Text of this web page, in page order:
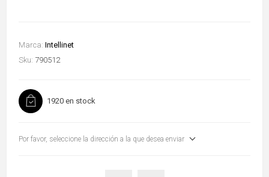
Marca: Intellinet
Sku: 790512
1920 en stock
Por favor, seleccione la dirección a la que desea enviar